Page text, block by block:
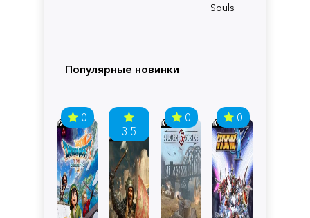
Souls
Популярные новинки
0
3.5
0 0